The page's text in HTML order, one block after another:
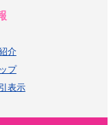
介
プ
表示